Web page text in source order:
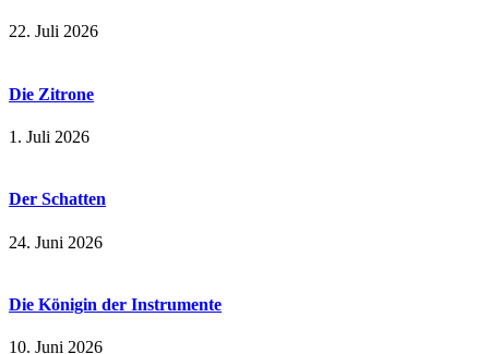
22. Juli 2026
Die Zitrone
1. Juli 2026
Der Schatten
24. Juni 2026
Die Königin der Instrumente
10. Juni 2026